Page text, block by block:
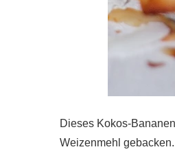
Dieses Kokos-
Weizenmehl gebacken.